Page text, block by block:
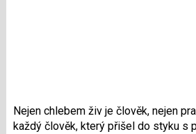
Nejen chlebem živ je člověk, nejen
každý člověk, který přišel do styku s